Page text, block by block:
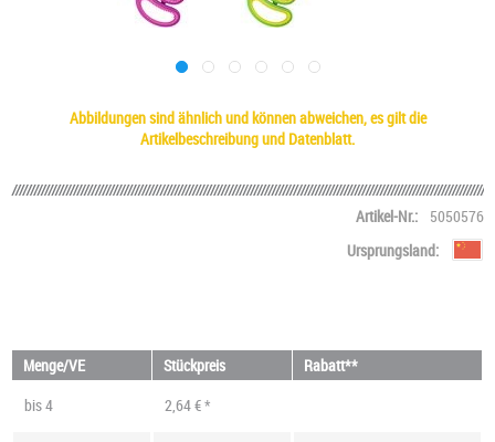
Abbildungen sind ähnlich und können abweichen, es gilt die
Artikelbeschreibung und Datenblatt.
Artikel-Nr.:
5050576
Ursprungsland:
Menge/VE Stückpreis
Rabatt**
bis4 2,64 € *